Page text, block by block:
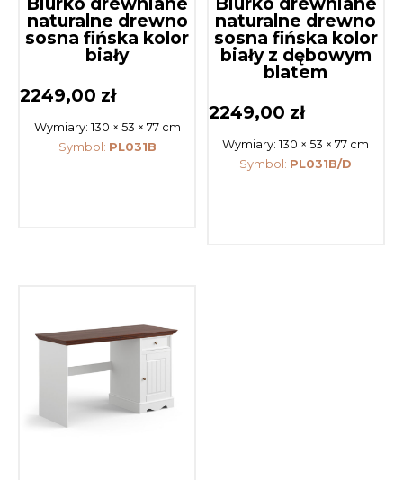
naturalne drewno
sosna fińska kolor
biały
2249,00 zł
Wymiary: 130 × 53 × 77 cm
Symbol: PL031B
naturalne drewno
sosna fińska kolor
biały z dębowym
blatem
2249,00 zł
Wymiary:130 × 53 × 77 cm
Symbol: PL031B/D